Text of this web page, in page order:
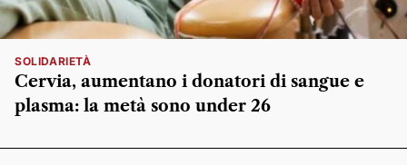
SOLIDARIETÀ
Cervia, aumentano i donatori di sangue e
plasma: la metà sono under 26